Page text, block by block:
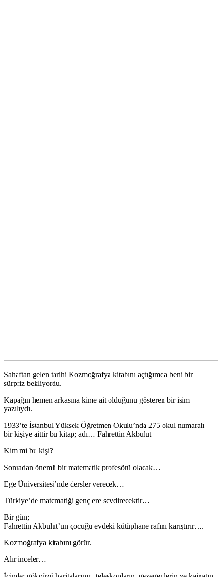
Sahaftan gelen tarihi Kozmoğrafya kitabını açtığımda beni bir
sürpriz bekliyordu.
Kapağın hemen arkasına kime ait olduğunu gösteren bir isim
yazılıydı.
1933’te İstanbul Yüksek Öğretmen Okulu’nda 275 okul numaralı
bir kişiye aittir bu kitap; adı… Fahrettin Akbulut
Kim mi bu kişi?
Sonradan önemli bir matematik profesörü olacak…
Ege Üniversitesi’nde dersler verecek…
Türkiye’de matematiği gençlere sevdirecektir…
Bir gün;
Fahrettin Akbulut’un çocuğu evdeki kütüphane rafını karıştırır….
Kozmoğrafya kitabını görür.
Alır inceler…